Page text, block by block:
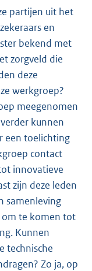
partijen uit het
en
bekend met
zorgveld die
deze
werkgroep?
meegenomen
kunnen
een toelichting
contact
innovatieve
zijn deze leden
samenleving
te komen tot
Kunnen
technische
Zo ja, op